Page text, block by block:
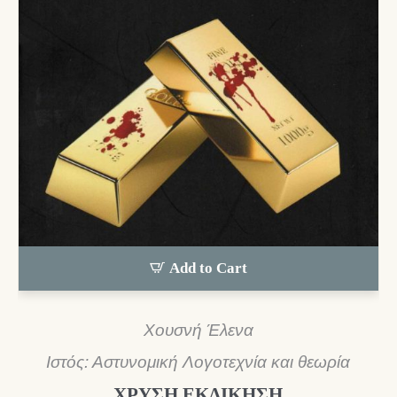
Add to Cart
Χουσνή Έλενα
Ιστός: Αστυνομική Λογοτεχνία και θεωρία